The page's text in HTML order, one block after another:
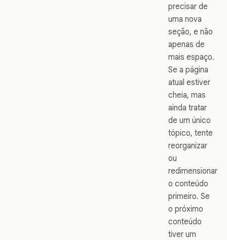
precisar de
uma nova
seção, e não
apenas de
mais espaço.
Se a página
atual estiver
cheia, mas
ainda tratar
de um único
tópico, tente
reorganizar
ou
redimensionar
o conteúdo
primeiro. Se
o próximo
conteúdo
tiver um